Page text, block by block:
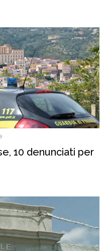
10 denunciati per